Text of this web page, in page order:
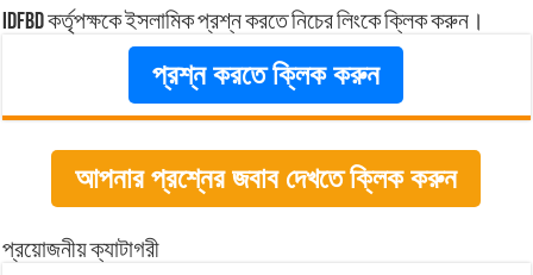
idfbd কর্তৃপক্ষকে ইসলামিক প্রশ্ন করতে নিচের লিংকে ক্লিক করুন।
প্রশ্ন করতে ক্লিক করুন
আপনার প্রশ্নের জবাব দেখতে ক্লিক করুন
প্রয়োজনীয় ক্যাটাগরী